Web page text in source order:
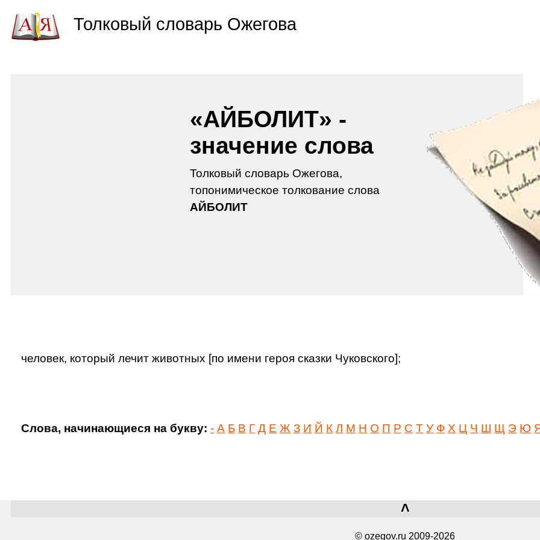
«АЙБОЛИТ» -
значение слова
Толковый словарь Ожегова,
топонимическое толкование слова
АЙБОЛИТ
человек, который лечит животных [по имени героя сказки Чуковского];
Слова, начинающиеся на букву: - А Б В Г Д Е Ж З И Й К Л М Н О П Р С Т У Ф Х Ц Ч Ш Щ Э Ю
˄
© ozegov.ru 2009-2026
Толковый словарь Ожегова